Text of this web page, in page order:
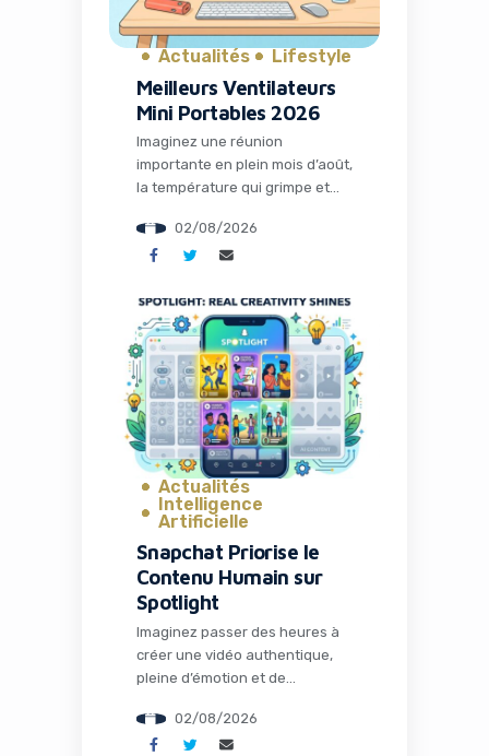
Actualités Lifestyle
Meilleurs Ventilateurs
Mini Portables 2026
Imaginez une réunion
importante en plein mois d’août,
la température qui grimpe et
plus vite que votre glace. Pour
les entrepreneurs, les
professionnels nomades, la
chaleur n’est pas qu’un
désagrément : c’est un frein à la
productivité. En 2026, avec des
vagues de chaleur de plus en
plus […]
02/08/2026
Actualités
Intelligence
Artificielle
Snapchat Priorise le
Contenu Humain sur
Spotlight
Imaginez passer des heures à
créer une vidéo authentique,
pleine d’émotion et de
pour voir des contenus générés
par IA inonder votre feed et
02/08/2026